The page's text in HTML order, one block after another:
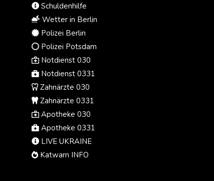
Schuldenhilfe
Wetter in Berlin
Polizei Berlin
Polizei Potsdam
Notdienst 030
Notdienst 0331
Zahnärzte 030
Zahnärzte 0331
Apotheke 030
Apotheke 0331
LIVE UKRAINE
Katwarn INFO